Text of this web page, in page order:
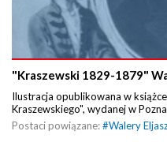
"Kraszewski 1829-1879"
Ilustracja opublikowana w książce
Kraszewskiego", wydanej w
Postaci powiązane:#Walery